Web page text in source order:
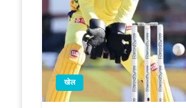
खेल